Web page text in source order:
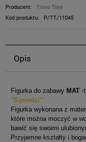
Producent:
Tisso Toys
Kod produktu:
P/TT/11045
Opis
Figurka do zabawy MAT -
"Sąsiedzi"
Figurka wykonana z
które można moczyć w
bawić się swoimi
Przyjemne kształty i